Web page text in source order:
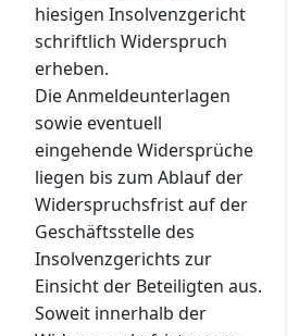
hiesigen Insolvenzgericht
schriftlich Widerspruch
erheben.
Die Anmeldeunterlagen
sowie eventuell
eingehende Widersprüche
liegen bis zum Ablauf der
Widerspruchsfrist auf der
Geschäftsstelle des
Insolvenzgerichts zur
Einsicht der Beteiligten aus.
Soweit innerhalb der